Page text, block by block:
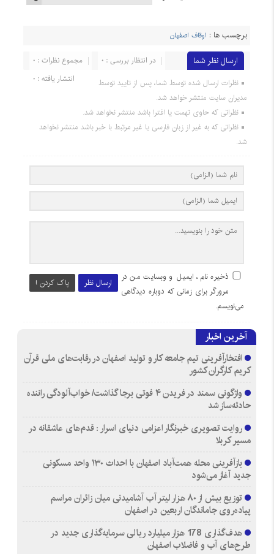
برچسب ها : اوقاف اصفهان
ارسال نظر شما مجموع نظرات : 0
در انتظار بررسی : 0
انتشار یافته : 0
نظرات ارسال شده توسط شما، پس از تایید توسط
مدیران سایت منتشر خواهد شد.
نظراتی که حاوی تهمت یا افترا باشد منتشر نخواهد شد.
نظراتی که به غیر از زبان فارسی یا غیر مرتبط با خبر باشد منتشر نخواهد
شد.
ارسال نظر پاک کردن !
ذخیره نام، ایمیل و وبسایت من در
مرورگر برای زمانی که دوباره دیدگاهی
می‌نویسم.
آخرین اخبار
افتخارآفرینی تیم جامعه کار و تولید اصفهان در رقابت‌های ملی قرآن
کریم کارگران کشور
واژگونی سمند در فریدن ۴ فوتی برجا گذاشت/ خواب‌آلودگی راننده
حادثه‌ساز شد
روایت تصویری خبرنگار اعزامی دنیای اسرار : قدم‌های عاشقانه در
مسیر کربلا
بازآفرینی محله همت‌آباد اصفهان با احداث ۱۳۰ واحد مسکونی
جدید آغاز می‌شود
توزیع بیش از ۸۰ هزار لیتر آب آشامیدنی میان زائران مراسم
پیاده‌روی جاماندگان اربعین در اصفهان
هدف‌گذاری 178 هزار میلیارد ریالی سرمایه‌گذاری جدید در
طرح‌های آب و فاضلاب اصفهان